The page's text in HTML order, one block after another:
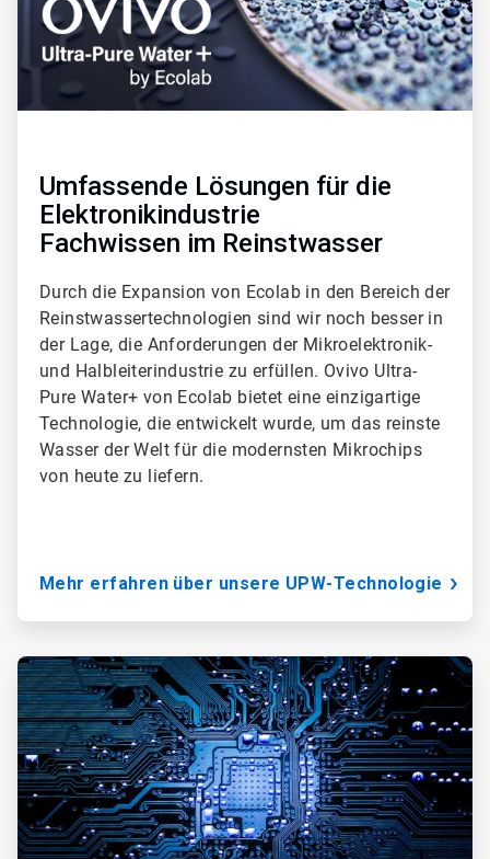
Umfassende Lösungen für die
Elektronikindustrie
Fachwissen im Reinstwasser
Durch die Expansion von Ecolab in den Bereich der
Reinstwassertechnologien sind wir noch besser in
der Lage, die Anforderungen der Mikroelektronik-
und Halbleiterindustrie zu erfüllen. Ovivo Ultra-
Pure Water+ von Ecolab bietet eine einzigartige
Technologie, die entwickelt wurde, um das reinste
Wasser der Welt für die modernsten Mikrochips
von heute zu liefern.
Mehr erfahren über unsere UPW-Technologie
ArticleTile
3
von
3